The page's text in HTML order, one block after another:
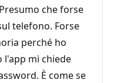
che forse
telefono. Forse
perché ho
l'app mi chiede
È come se